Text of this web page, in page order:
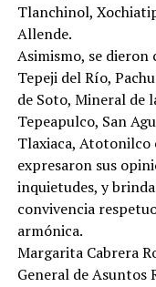
Tlanchinol,
Allende.
Asimismo, se dieron
Tepeji del Río,
de Soto, Mineral de
Tepeapulco, San
Tlaxiaca, Atotonilco
expresaron sus
inquietudes, y
convivencia
armónica.
Margarita Cabrera
General de Asuntos